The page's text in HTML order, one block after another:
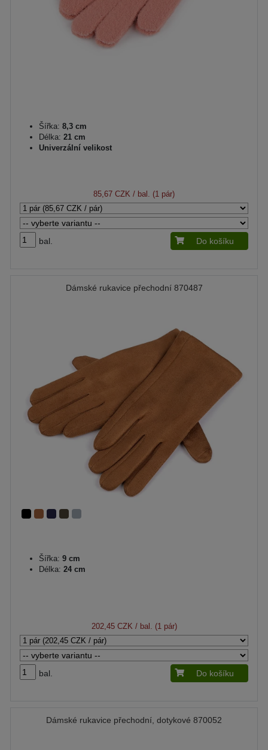
Šířka: 8,3 cm
Délka: 21 cm
Univerzální velikost
85,67 CZK / bal. (1 pár)
bal. Do košíku
Dámské rukavice přechodní 870487
Šířka: 9 cm
Délka: 24 cm
202,45 CZK / bal. (1 pár)
bal. Do košíku
Dámské rukavice přechodní, dotykové 870052